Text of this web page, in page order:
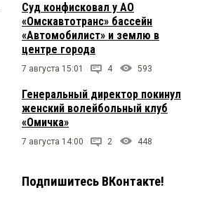
Суд конфисковал у АО
«Омскавтотранс» бассейн
«Автомобилист» и землю в
центре города
7 августа 15:01 4 593
Генеральный директор покинул
женский волейбольный клуб
«Омичка»
7 августа 14:00 2 448
Подпишитесь ВКонтакте!